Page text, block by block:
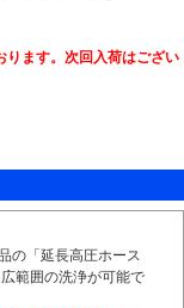
ます。次回入荷はござい
の「延長高圧ホース
範囲の洗浄が可能で